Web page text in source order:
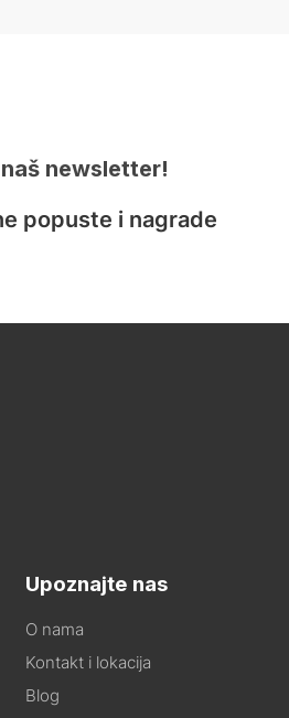
newsletter!
popuste i nagrade
Upoznajte nas
O nama
Kontakt i lokacija
Blog